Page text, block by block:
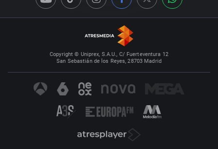
Copyright © Uniprex, S.A.U., C/ Fuerteventura 12
San Sebastián de los Reyes, 28703 Madrid